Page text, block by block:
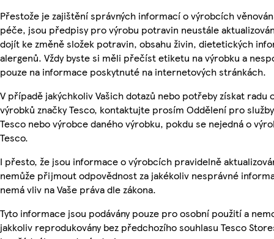
Přestože je zajištění správných informací o výrobcích
péče, jsou předpisy pro výrobu potravin neustále
dojít ke změně složek potravin, obsahu živin, dietetických
alergenů. Vždy byste si měli přečíst etiketu na výrobku a
pouze na informace poskytnuté na internetových stránkách.
V případě jakýchkoliv Vašich dotazů nebo potřeby získat radu
výrobků značky Tesco, kontaktujte prosím Oddělení pro
Tesco nebo výrobce daného výrobku, pokdu se nejedná o
Tesco.
I přesto, že jsou informace o výrobcích pravidelně
nemůže přijmout odpovědnost za jakékoliv nesprávné
nemá vliv na Vaše práva dle zákona.
Tyto informace jsou podávány pouze pro osobní použití a
jakkoliv reprodukovány bez předchozího souhlasu Tesco